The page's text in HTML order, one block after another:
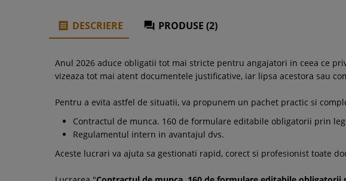
 DESCRIERE  PRODUSE (2)
Anul 2026 aduce obligatii tot mai stricte pentru angajatori in ceea ce
vizeaza tot mai atent documentele justificative, iar lipsa acestora sau
Pentru a evita astfel de situatii, va propunem un pachet practic si
Contractul de munca. 160 de formulare editabile obligatorii prin
Regulamentul intern in avantajul dvs.
Aceste lucrari va ajuta sa gestionati rapid, corect si profesionist toate